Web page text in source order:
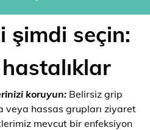
şimdi seçin:
hastalıklar
koruyun:Belirsiz grip
veya hassas grupları ziyaret
mevcut bir enfeksiyon